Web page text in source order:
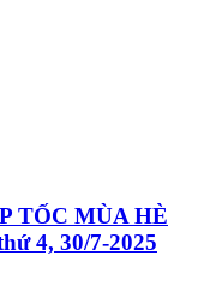
TỐC MÙA HÈ
4, 30/7-2025